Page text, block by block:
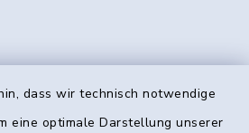
dass wir technisch notwendige
eine optimale Darstellung unserer
Kontakt